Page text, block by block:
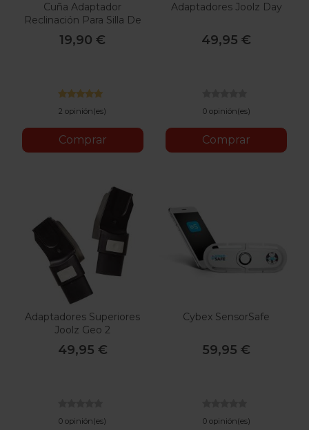
Cuña Adaptador
Reclinación Para Silla De
Coche Axkid
19,90 €
2 opinión(es)
Comprar
Adaptadores Joolz Day
49,95 €
0 opinión(es)
Comprar
Adaptadores Superiores
Joolz Geo 2
49,95 €
0 opinión(es)
Cybex SensorSafe
59,95 €
0 opinión(es)